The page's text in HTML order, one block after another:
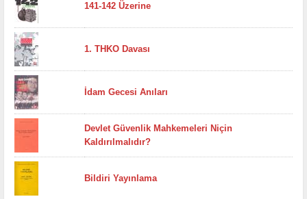
141-142 Üzerine
1. THKO Davası
İdam Gecesi Anıları
Devlet Güvenlik Mahkemeleri Niçin
Kaldırılmalıdır?
Bildiri Yayınlama